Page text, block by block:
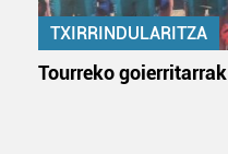
TXIRRINDULARITZA
Tourreko goierritarrak